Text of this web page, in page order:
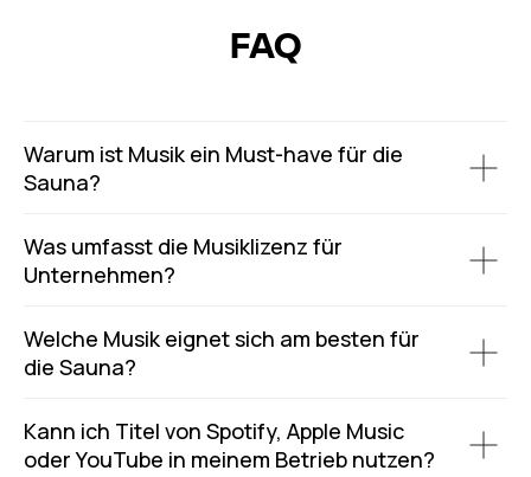
FAQ
Warum ist Musik ein Must-have für die
Sauna?
Was umfasst die Musiklizenz für
Unternehmen?
Welche Musik eignet sich am besten für
die Sauna?
Kann ich Titel von Spotify, Apple Music
oder YouTube in meinem Betrieb nutzen?